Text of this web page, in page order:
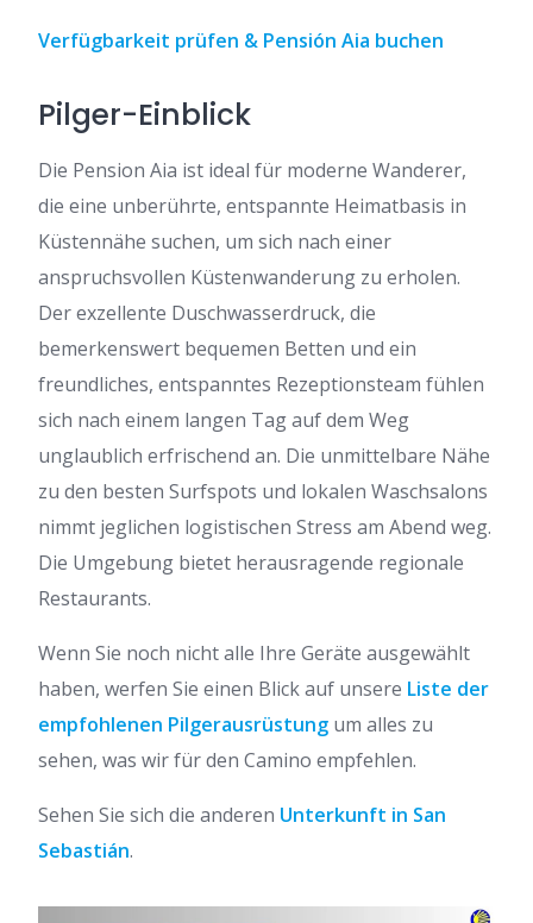
Verfügbarkeit prüfen & Pensión Aia buchen
Pilger-Einblick
Die Pension Aia ist ideal für moderne Wanderer,
die eine unberührte, entspannte Heimatbasis in
Küstennähe suchen, um sich nach einer
anspruchsvollen Küstenwanderung zu erholen.
Der exzellente Duschwasserdruck, die
bemerkenswert bequemen Betten und ein
freundliches, entspanntes Rezeptionsteam fühlen
sich nach einem langen Tag auf dem Weg
unglaublich erfrischend an. Die unmittelbare Nähe
zu den besten Surfspots und lokalen Waschsalons
nimmt jeglichen logistischen Stress am Abend weg.
Die Umgebung bietet herausragende regionale
Restaurants.
Wenn Sie noch nicht alle Ihre Geräte ausgewählt
haben, werfen Sie einen Blick auf unsere Liste der
empfohlenen Pilgerausrüstung um alles zu
sehen, was wir für den Camino empfehlen.
Sehen Sie sich die anderen Unterkunft in San
Sebastián.